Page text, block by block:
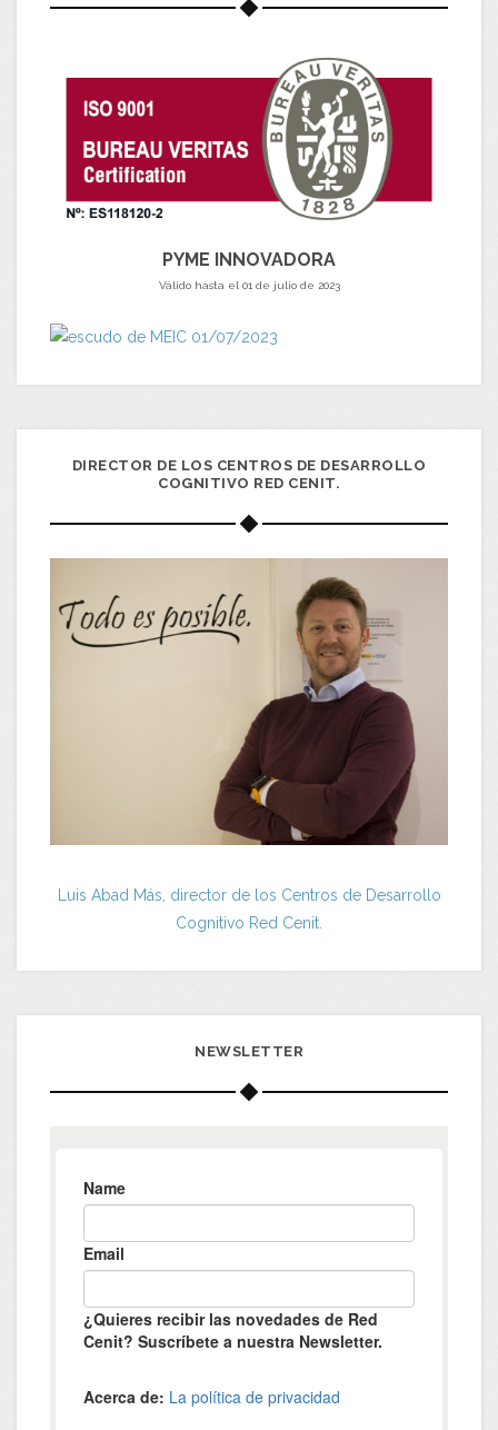
PYME INNOVADORA
Válido hasta el 01 de julio de 2023
DIRECTOR DE LOS CENTROS DE DESARROLLO
COGNITIVO RED CENIT.
Luis Abad Más, director de los Centros de Desarrollo
Cognitivo Red Cenit.
NEWSLETTER